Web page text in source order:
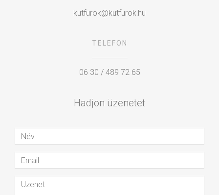
kutfurok@kutfurok.hu
TELEFON
06 30 / 489 72 65
Hadjon üzenetet